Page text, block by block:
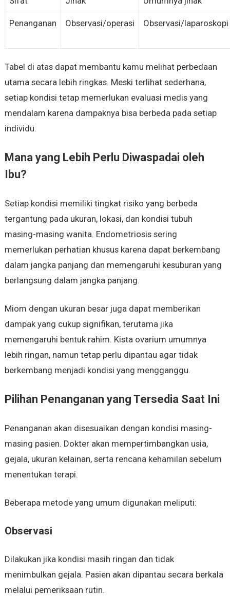
Penanganan Observasi/operasi Observasi/laparoskopi
Tabel di atas dapat membantu kamu melihat perbedaan
utama secara lebih ringkas. Meski terlihat sederhana,
setiap kondisi tetap memerlukan evaluasi medis yang
mendalam karena dampaknya bisa berbeda pada setiap
individu.
Mana yang Lebih Perlu Diwaspadai oleh
Ibu?
Setiap kondisi memiliki tingkat risiko yang berbeda
tergantung pada ukuran, lokasi, dan kondisi tubuh
masing-masing wanita. Endometriosis sering
memerlukan perhatian khusus karena dapat berkembang
dalam jangka panjang dan memengaruhi kesuburan yang
berlangsung dalam jangka panjang.
Miom dengan ukuran besar juga dapat memberikan
dampak yang cukup signifikan, terutama jika
memengaruhi bentuk rahim. Kista ovarium umumnya
lebih ringan, namun tetap perlu dipantau agar tidak
berkembang menjadi kondisi yang mengganggu.
Pilihan Penanganan yang Tersedia Saat Ini
Penanganan akan disesuaikan dengan kondisi masing-
masing pasien. Dokter akan mempertimbangkan usia,
gejala, ukuran kelainan, serta rencana kehamilan sebelum
menentukan terapi.
Beberapa metode yang umum digunakan meliputi:
Observasi
Dilakukan jika kondisi masih ringan dan tidak
menimbulkan gejala. Pasien akan dipantau secara berkala
melalui pemeriksaan rutin.